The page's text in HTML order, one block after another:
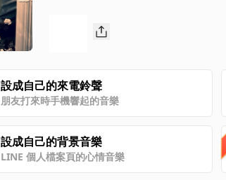
設成自己的來電鈴聲
朋友打來時手機響起的音樂
設成自己的背景音樂
LINE 個人檔案頁的心情音樂